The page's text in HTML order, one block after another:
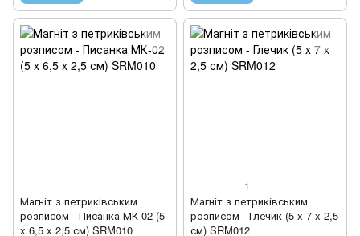
Магніт з петриківським
розписом - Писанка МК-02 (5
x 6,5 x 2,5 см) SRM010
1
Магніт з петриківським
розписом - Глечик (5 x 7 x 2,5
см) SRM012